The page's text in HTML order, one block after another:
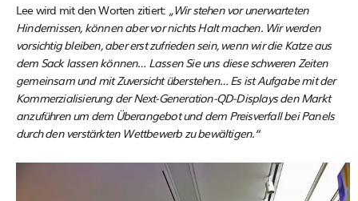
Lee wird mit den Worten zitiert: „Wir stehen vor unerwarteten
Hindernissen, können aber vor nichts Halt machen. Wir werden
vorsichtig bleiben, aber erst zufrieden sein, wenn wir die Katze aus
dem Sack lassen können… Lassen Sie uns diese schweren Zeiten
gemeinsam und mit Zuversicht überstehen… Es ist Aufgabe mit der
Kommerzialisierung der Next-Generation-QD-Displays den Markt
anzuführen um dem Überangebot und dem Preisverfall bei Panels
durch den verstärkten Wettbewerb zu bewältigen.“